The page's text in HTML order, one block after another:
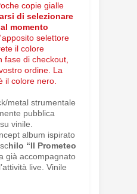
copie gialle
di selezionare
momento
selettore
il colore
fase di checkout,
ordine. La
il colore nero.
metal strumentale
pubblica
vinile.
album ispirato
hilo “Il Prometeo
già accompagnato
live. Vinile